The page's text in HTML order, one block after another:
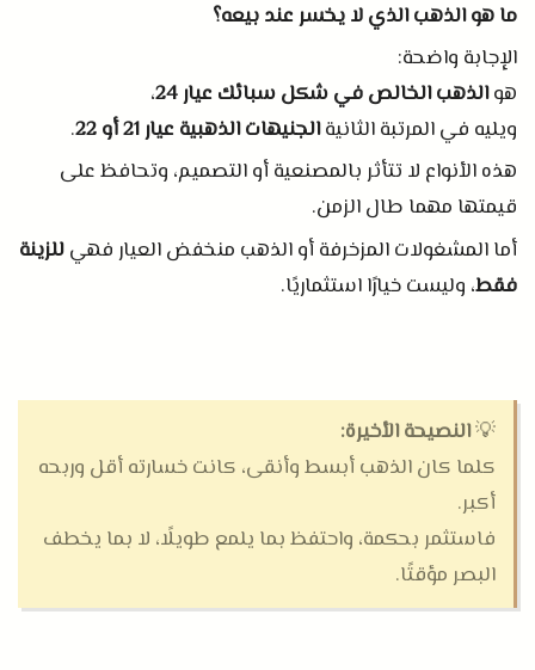
ما هو الذهب الذي لا يخسر عند بيعه؟
الإجابة واضحة:
هوالذهب الخالص في شكل سبائك عيار24،
ويليه في المرتبة الثانيةالجنيهات الذهبية عيار21أو22
.
هذه الأنواع لا تتأثر بالمصنعية أو التصميم، وتحافظ على
قيمتها مهما طال الزمن.
أما المشغولات المزخرفة أو الذهب منخفض العيار فهيللزينة
فقط، وليست خيارًا استثماريًا.
💡النصيحة الأخيرة:
كلما كان الذهب أبسط وأنقى، كانت خسارته أقل وربحه
أكبر.
فاستثمر بحكمة، واحتفظ بما يلمع طويلًا، لا بما يخطف
البصر مؤقتًا.